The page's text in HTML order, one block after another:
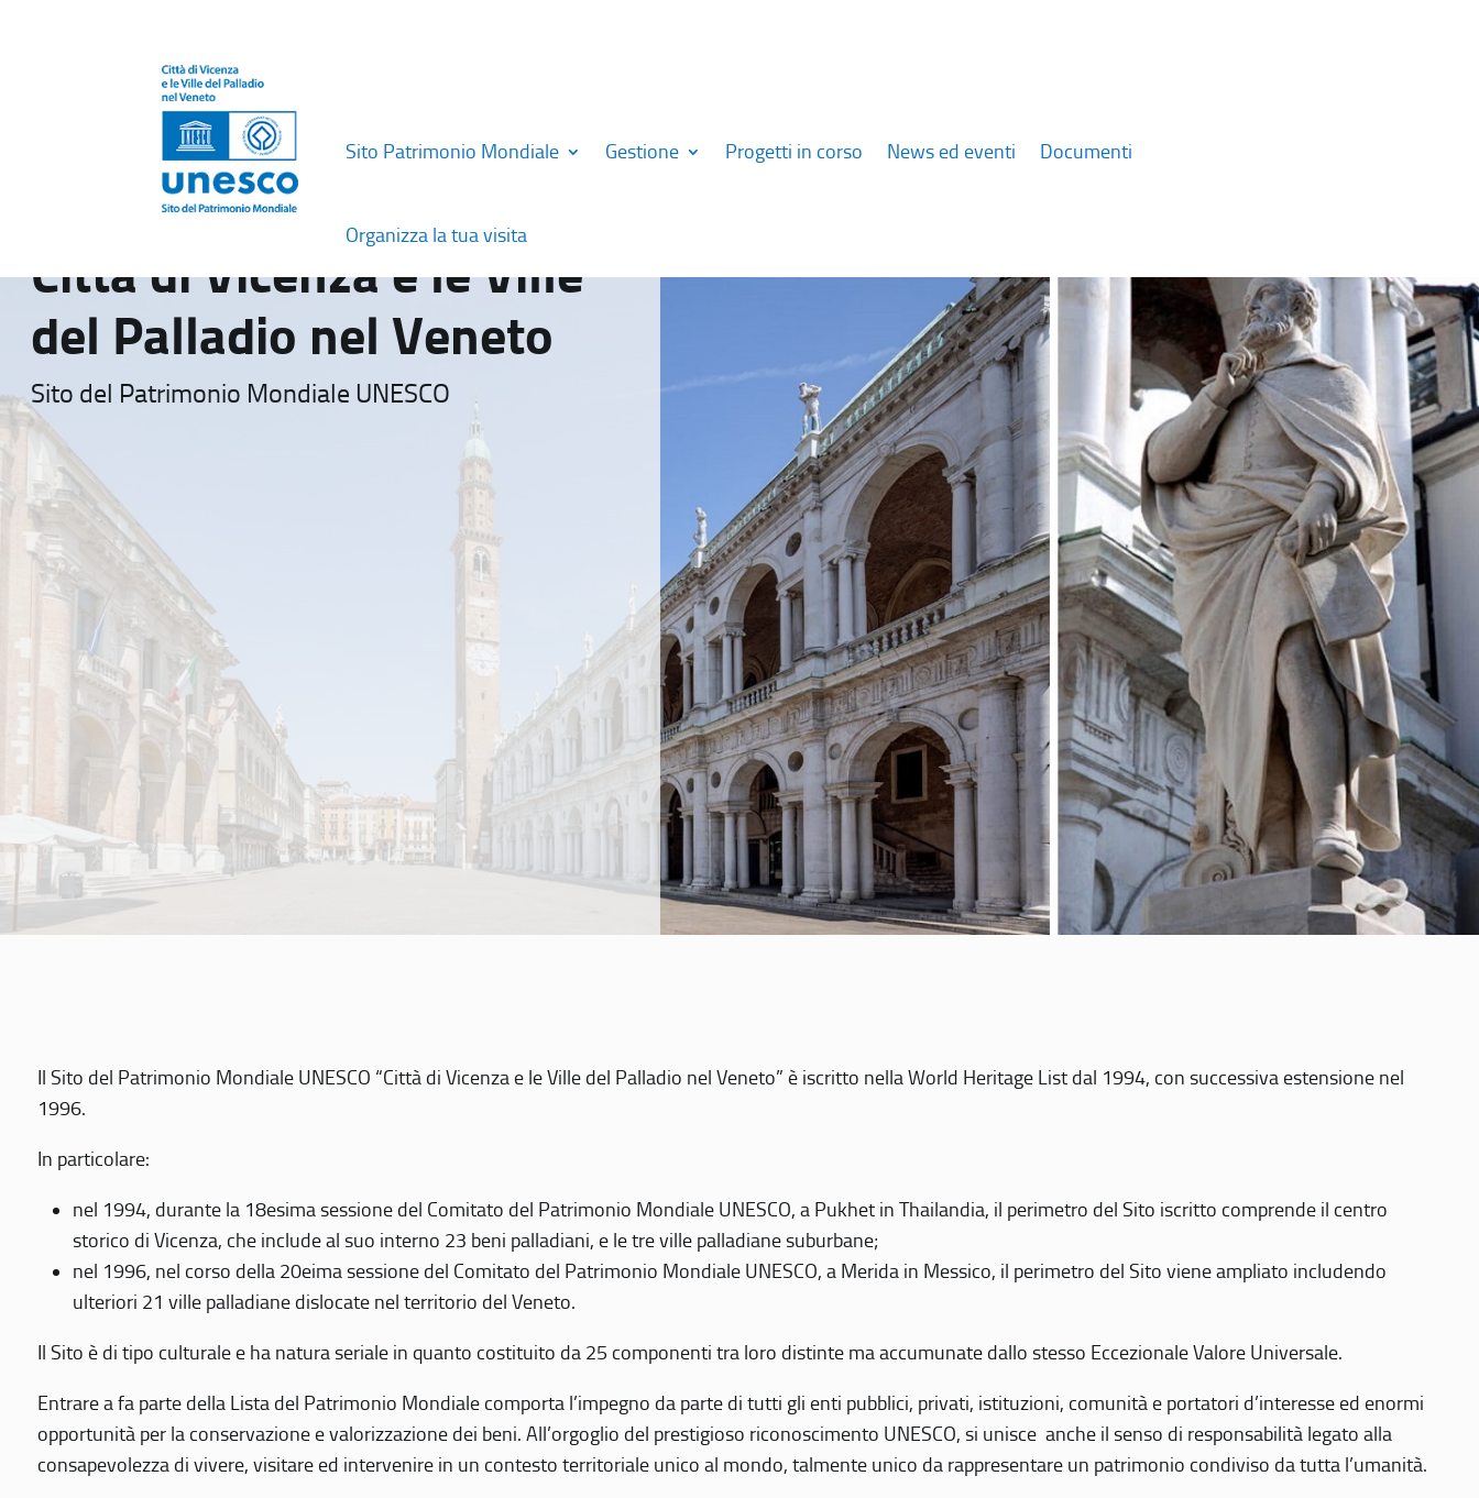
Sito Patrimonio Mondiale Gestione Progetti in corso News ed eventi Documenti
Organizza la tua visita
Città di Vicenza e le Ville
del Palladio nel Veneto
Sito del Patrimonio Mondiale UNESCO
Il Sito del Patrimonio Mondiale UNESCO “Città di Vicenza e le Ville del Palladio nel Veneto” è iscritto nella World Heritage List dal 1994, con successiva estensione nel
1996.
In particolare:
nel 1994, durante la 18esima sessione del Comitato del Patrimonio Mondiale UNESCO, a Pukhet in Thailandia, il perimetro del Sito iscritto comprende il centro
storico di Vicenza, che include al suo interno 23 beni palladiani, e le tre ville palladiane suburbane;
nel 1996, nel corso della 20eima sessione del Comitato del Patrimonio Mondiale UNESCO, a Merida in Messico, il perimetro del Sito viene ampliato includendo
ulteriori 21 ville palladiane dislocate nel territorio del Veneto.
Il Sito è di tipo culturale e ha natura seriale in quanto costituito da 25 componenti tra loro distinte ma accumunate dallo stesso Eccezionale Valore Universale.
Entrare a fa parte della Lista del Patrimonio Mondiale comporta l’impegno da parte di tutti gli enti pubblici, privati, istituzioni, comunità e portatori d’interesse ed enormi
opportunità per la conservazione e valorizzazione dei beni. All’orgoglio del prestigioso riconoscimento UNESCO, si unisce anche il senso di responsabilità legato alla
consapevolezza di vivere, visitare ed intervenire in un contesto territoriale unico al mondo, talmente unico da rappresentare un patrimonio condiviso da tutta l’umanità.